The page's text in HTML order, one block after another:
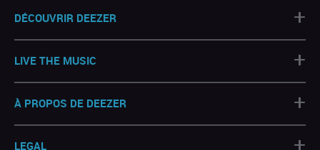
DÉCOUVRIR DEEZER +
LIVE THE MUSIC +
À PROPOS DE DEEZER +
LEGAL +